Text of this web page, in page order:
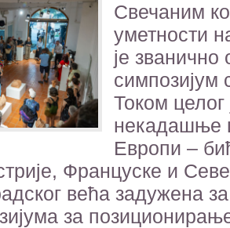
Свечаним
уметности
је
симпозијум
Током целог
некадашње
Европи –
Француске и
већа задужена
за